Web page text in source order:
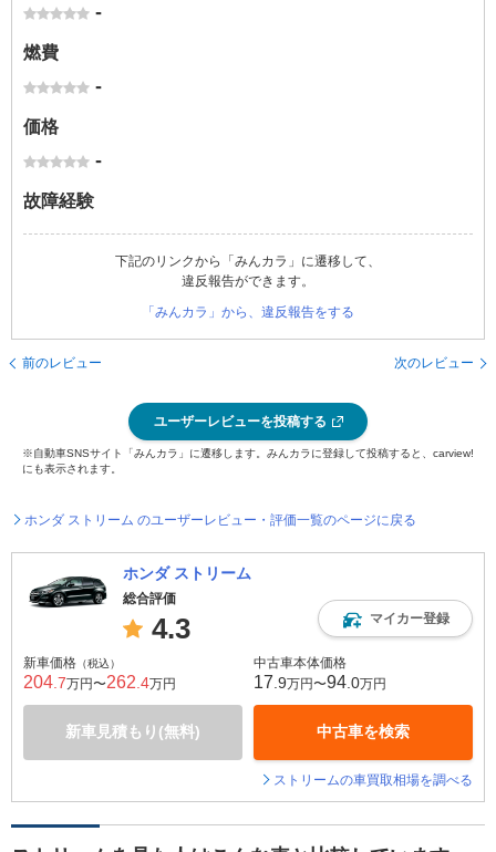
-
燃費
-
価格
-
故障経験
下記のリンクから「みんカラ」に遷移して、
違反報告ができます。
「みんカラ」から、違反報告をする
前のレビュー 次のレビュー
ユーザーレビューを投稿する
※自動車SNSサイト「みんカラ」に遷移します。みんカラに登録して投稿すると、carview!
にも表示されます。
ホンダ ストリーム のユーザーレビュー・評価一覧のページに戻る
ホンダ ストリーム
総合評価
4.3 マイカー登録
新車価格 （税込）
204 .7万円〜262 .4万円
新車見積もり(無料)
中古車本体価格
17 .9万円〜94 .0万円
中古車を検索
ストリームの車買取相場を調べる